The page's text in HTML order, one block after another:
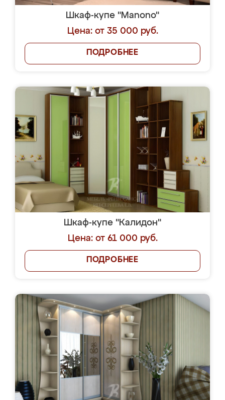
Шкаф-купе "Manono"
Цена: от 35 000 руб.
ПОДРОБНЕЕ
Шкаф-купе "Калидон"
Цена: от 61 000 руб.
ПОДРОБНЕЕ